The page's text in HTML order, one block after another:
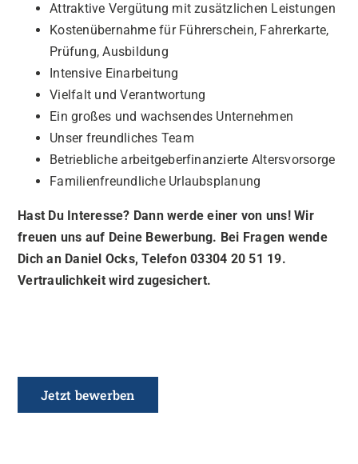
Attraktive Vergütung mit zusätzlichen Leistungen
Kostenübernahme für Führerschein, Fahrerkarte,
Prüfung, Ausbildung
Intensive Einarbeitung
Vielfalt und Verantwortung
Ein großes und wachsendes Unternehmen
Unser freundliches Team
Betriebliche arbeitgeberfinanzierte Altersvorsorge
Familienfreundliche Urlaubsplanung
Hast Du Interesse? Dann werde einer von uns! Wir
freuen uns auf Deine Bewerbung. Bei Fragen wende
Dich an Daniel Ocks, Telefon 03304 20 51 19.
Vertraulichkeit wird zugesichert.
Jetzt bewerben